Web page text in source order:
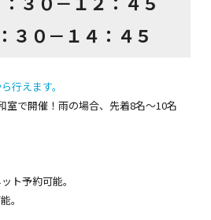
３０－１４：４５
行えます。
で開催！雨の場合、先着8名～10名
予約可能。
。